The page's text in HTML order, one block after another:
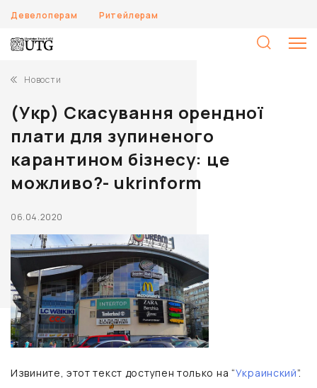
Девелоперам Ритейлерам
Новости
(Укр) Скасування орендної
плати для зупиненого
карантином бізнесу: це
можливо?- ukrinform
06.04.2020
Извините, этот текст доступен только на “Украинский”.